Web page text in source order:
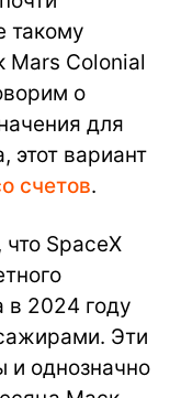
такому
Mars Colonial
о
для
этот вариант
счетов.
SpaceX
в 2024 году
Эти
и однозначно